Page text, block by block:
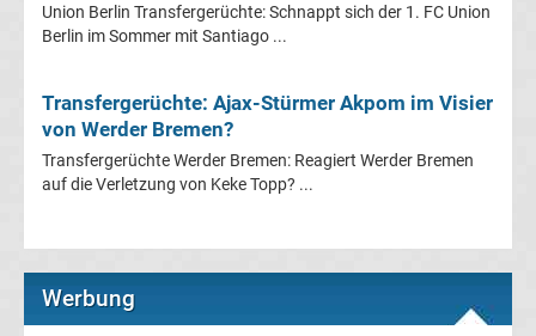
Dresden
Transfergerüchte
Eintracht
Union Berlin Transfergerüchte: Schnappt sich der 1. FC Union
Berlin im Sommer mit Santiago ...
Transfergerüchte: Ajax-Stürmer Akpom im Visier
von Werder Bremen?
Transfergerüchte Werder Bremen: Reagiert Werder Bremen
auf die Verletzung von Keke Topp? ...
Werbung